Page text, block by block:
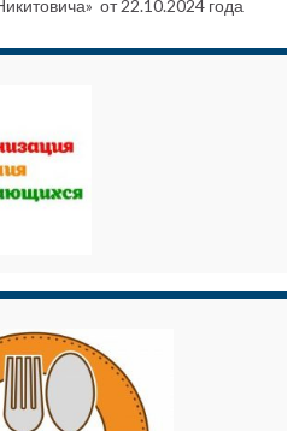
от 22.10.2024 года